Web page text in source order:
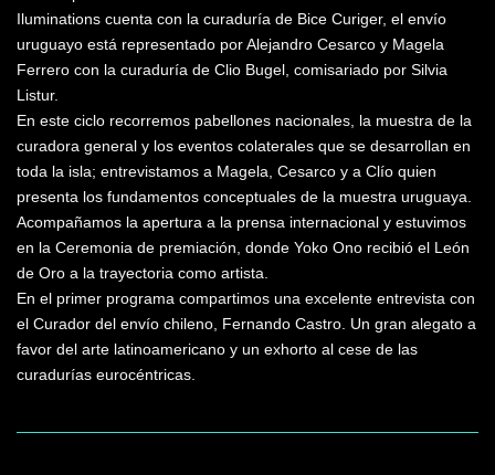
Iluminations cuenta con la curaduría de Bice Curiger, el envío
uruguayo está representado por Alejandro Cesarco y Magela
Ferrero con la curaduría de Clio Bugel, comisariado por Silvia
Listur.
En este ciclo recorremos pabellones nacionales, la muestra de la
curadora general y los eventos colaterales que se desarrollan en
toda la isla; entrevistamos a Magela, Cesarco y a Clío quien
presenta los fundamentos conceptuales de la muestra uruguaya.
Acompañamos la apertura a la prensa internacional y estuvimos
en la Ceremonia de premiación, donde Yoko Ono recibió el León
de Oro a la trayectoria como artista.
En el primer programa compartimos una excelente entrevista con
el Curador del envío chileno, Fernando Castro. Un gran alegato a
favor del arte latinoamericano y un exhorto al cese de las
curadurías eurocéntricas.